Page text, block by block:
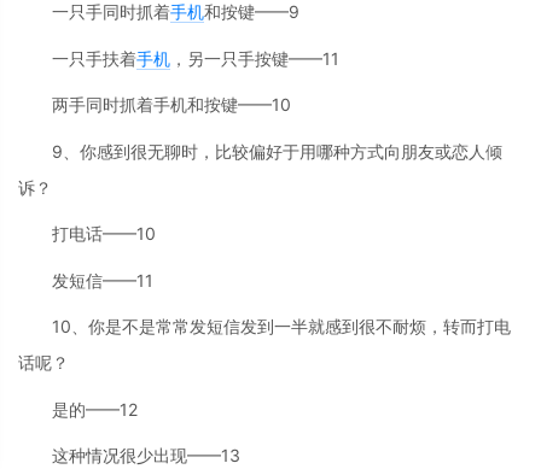
一只手同时抓着手机和按键——9
一只手扶着手机 ，另一只手按键——11
两手同时抓着手机和按键——10
9、你感到很无聊时，比较偏好于用哪种方式向朋友或恋人倾
诉？
打电话——10
发短信——11
10、你是不是常常发短信发到一半就感到很不耐烦，转而打电
话呢？
是的——12
这种情况很少出现——13